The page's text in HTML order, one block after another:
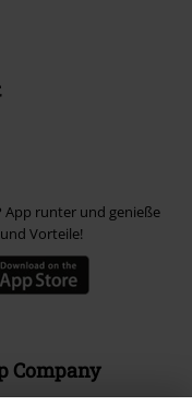
App runter und genieße
Vorteile!
Company